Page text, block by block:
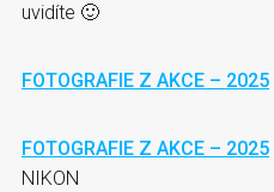
uvidíte 🙂
FOTOGRAFIE Z AKCE – 2025
FOTOGRAFIE Z AKCE – 2025
NIKON